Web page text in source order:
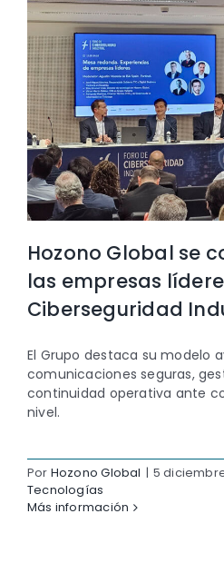
Hozono Global se
las empresas
Ciberseguridad
El Grupo destaca su modelo
comunicaciones seguras,
continuidad operativa ante
nivel.
Por Hozono Global | 5
Tecnologías
Más información